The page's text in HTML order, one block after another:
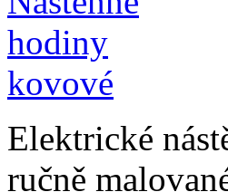
Elektrické
ručně